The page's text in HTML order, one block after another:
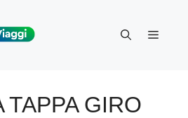
Menu
TAPPA GIRO